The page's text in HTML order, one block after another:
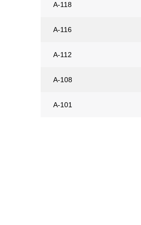
A-118
A-116
A-112
A-108
A-101